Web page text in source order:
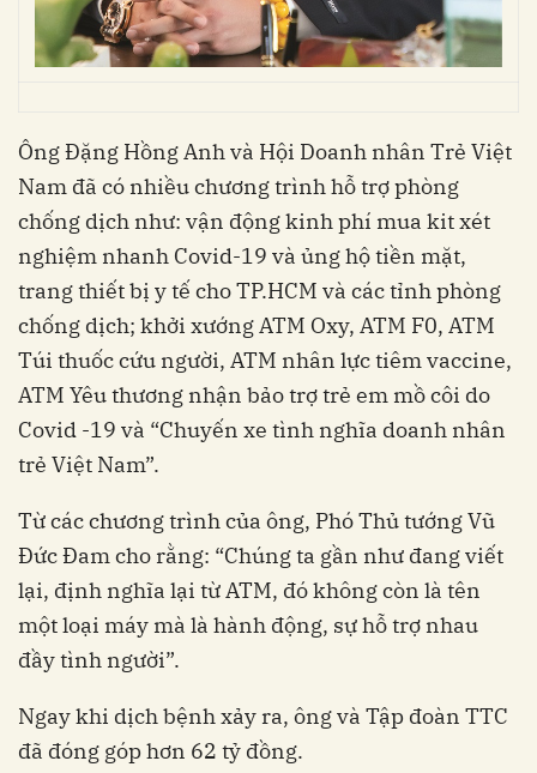
Ông Đặng Hồng Anh và Hội Doanh nhân Trẻ Việt
Nam đã có nhiều chương trình hỗ trợ phòng
chống dịch như: vận động kinh phí mua kit xét
nghiệm nhanh Covid-19 và ủng hộ tiền mặt,
trang thiết bị y tế cho TP.HCM và các tỉnh phòng
chống dịch; khởi xướng ATM Oxy, ATM F0, ATM
Túi thuốc cứu người, ATM nhân lực tiêm vaccine,
ATM Yêu thương nhận bảo trợ trẻ em mồ côi do
Covid -19 và “Chuyến xe tình nghĩa doanh nhân
trẻ Việt Nam”.
Từ các chương trình của ông, Phó Thủ tướng Vũ
Đức Đam cho rằng: “Chúng ta gần như đang viết
lại, định nghĩa lại từ ATM, đó không còn là tên
một loại máy mà là hành động, sự hỗ trợ nhau
đầy tình người”.
Ngay khi dịch bệnh xảy ra, ông và Tập đoàn TTC
đã đóng góp hơn 62 tỷ đồng.